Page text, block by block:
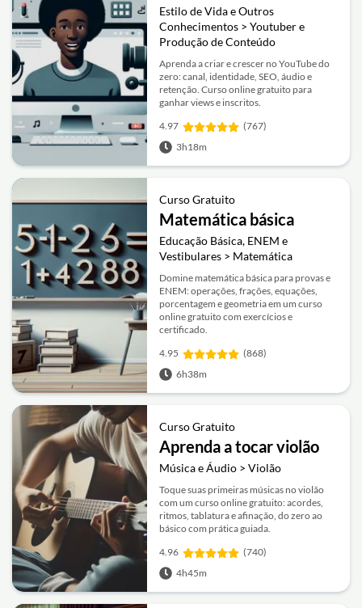
Estilo de Vida e Outros
Conhecimentos > Youtuber e
Produção de Conteúdo
Aprenda a criar e crescer no YouTube do
zero: canal, identidade, SEO, áudio e
retenção. Curso online gratuito para
ganhar views e inscritos.
4.97
(767)
3h18m
Curso Gratuito
Matemática básica
Educação Básica, ENEM e
Vestibulares > Matemática
Domine matemática básica para provas e
ENEM: operações, frações, equações,
porcentagem e geometria em um curso
online gratuito com exercícios e
certificado.
4.95
(868)
6h38m
Curso Gratuito
Aprenda a tocar violão
Música e Áudio > Violão
Toque suas primeiras músicas no violão
com um curso online gratuito: acordes,
ritmos, tablatura e afinação, do zero ao
básico com prática guiada.
4.96
(740)
4h45m